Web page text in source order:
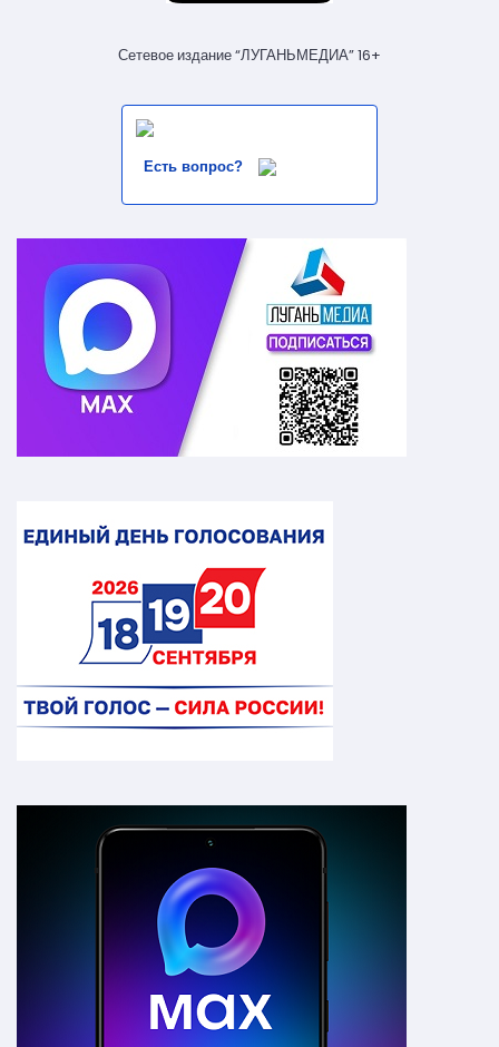
Сетевое издание “ЛУГАНЬМЕДИА” 16+
Есть вопрос?